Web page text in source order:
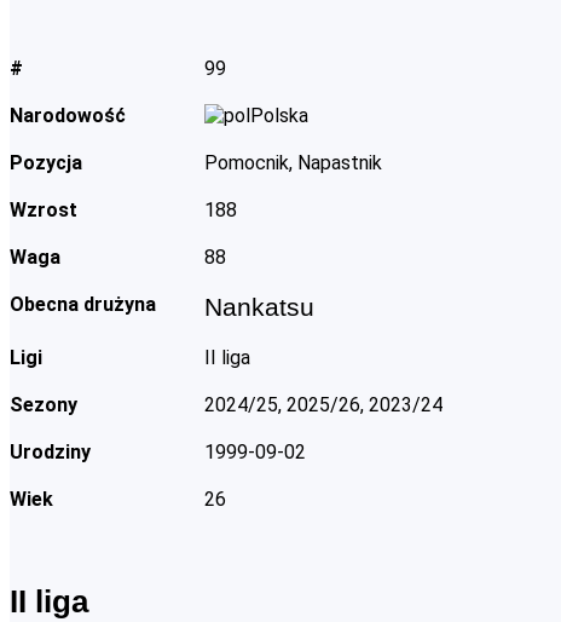
# 99
Narodowość Polska
Pozycja Pomocnik, Napastnik
Wzrost 188
Waga 88
Obecna drużyna Nankatsu
Ligi II liga
Sezony 2024/25, 2025/26, 2023/24
Urodziny 1999-09-02
Wiek 26
II liga